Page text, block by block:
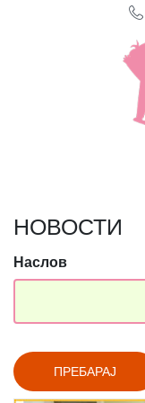
НОВОСТИ
Наслов